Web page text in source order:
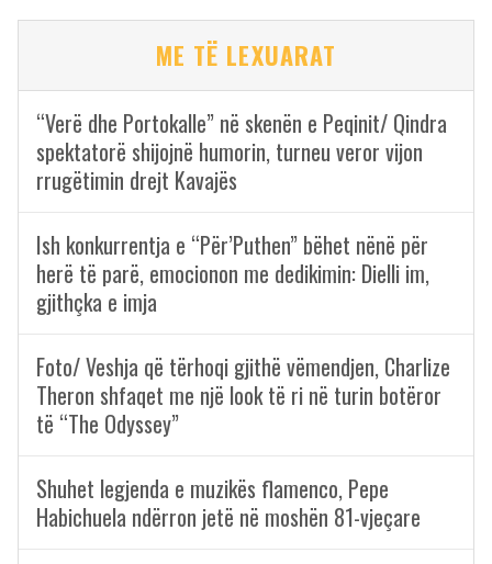
ME TË LEXUARAT
“Verë dhe Portokalle” në skenën e Peqinit/ Qindra
spektatorë shijojnë humorin, turneu veror vijon
rrugëtimin drejt Kavajës
Ish konkurrentja e “Për’Puthen” bëhet nënë për
herë të parë, emocionon me dedikimin: Dielli im,
gjithçka e imja
Foto/ Veshja që tërhoqi gjithë vëmendjen, Charlize
Theron shfaqet me një look të ri në turin botëror
të “The Odyssey”
Shuhet legjenda e muzikës flamenco, Pepe
Habichuela ndërron jetë në moshën 81-vjeçare